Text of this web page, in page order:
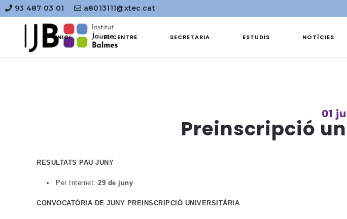
93 487 03 01 a8013111@xtec.cat
INICI EL CENTRE SECRETARIA ESTUDIS NOTÍCIES
01
Preinscripció
RESULTATS PAU JUNY
Per Internet: 29 de juny
CONVOCATÒRIA DE JUNY PREINSCRIPCIÓ UNIVERSITÀRIA